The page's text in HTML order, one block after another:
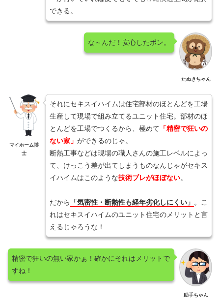
できる。
たぬきちゃん
な～んだ！安心したポン。
マイホーム博
士
それにセキスイハイムは住宅部材のほとんどを工場
生産して現場で組み立てるユニット住宅。部材のほ
とんどを工場でつくるから、極めて 「精密で狂いの
ない家」 ができるのじゃ。
断熱工事などは現場の職人さんの施工レベルによっ
て、けっこう差が出てしまうものなんじゃがセキス
イハイムはこのような技術ブレがほぼない。
だから 「気密性・断熱性も経年劣化しにくい」 。こ
れはセキスイハイムのユニット住宅のメリットと言
えるじゃろうな！
助手ちゃん
精密で狂いの無い家かぁ！確かにそれはメリットで
すね！